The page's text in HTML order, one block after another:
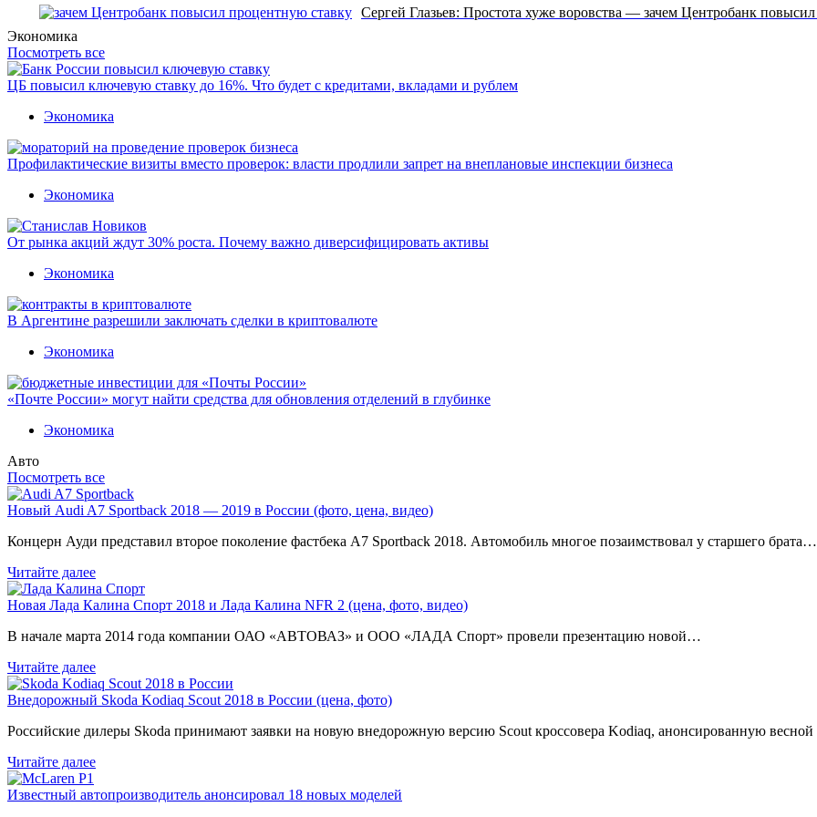
Сергей Глазьев: Простота хуже воровства — зачем Центробанк
Экономика
Посмотреть все
ЦБ повысил ключевую ставку до 16%. Что будет с кредитами, вкладами и рублем
Экономика
Профилактические визиты вместо проверок: власти продлили запрет на внеплановые инспекции бизнеса
Экономика
От рынка акций ждут 30% роста. Почему важно диверсифицировать активы
Экономика
В Аргентине разрешили заключать сделки в криптовалюте
Экономика
«Почте России» могут найти средства для обновления отделений в глубинке
Экономика
Авто
Посмотреть все
Новый Audi A7 Sportback 2018 — 2019 в России (фото, цена, видео)
Концерн Ауди представил второе поколение фастбека A7 Sportback 2018. Автомобиль многое позаимствовал у старшего брата…
Читайте далее
Новая Лада Калина Спорт 2018 и Лада Калина NFR 2 (цена, фото, видео)
В начале марта 2014 года компании ОАО «АВТОВАЗ» и ООО «ЛАДА Спорт» провели презентацию новой…
Читайте далее
Внедорожный Skoda Kodiaq Scout 2018 в России (цена, фото)
Российские дилеры Skoda принимают заявки на новую внедорожную версию Scout кроссовера Kodiaq, анонсированную
Читайте далее
Известный автопроизводитель анонсировал 18 новых моделей